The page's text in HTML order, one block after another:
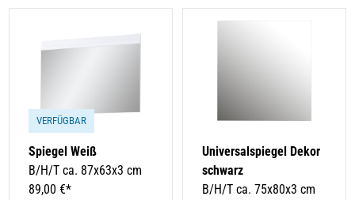
VERFÜGBAR
Spiegel Weiß
B/H/T ca. 87x63x3 cm
89,00 €*
Universalspiegel Dekor
schwarz
B/H/T ca. 75x80x3 cm